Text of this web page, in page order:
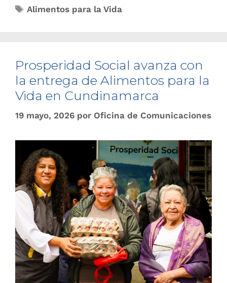
Alimentos para la Vida
Prosperidad Social avanza con
la entrega de Alimentos para la
Vida en Cundinamarca
19 mayo, 2026 por Oficina de Comunicaciones